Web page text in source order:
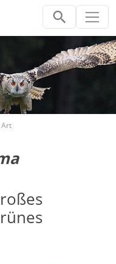
Art